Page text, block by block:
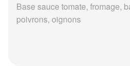
Base sauce tomate, fromage,
poivrons, oignons